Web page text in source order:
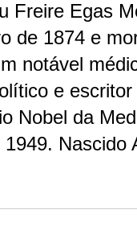
Freire Egas
de 1874 e
notável
e
Nobel da
1949.